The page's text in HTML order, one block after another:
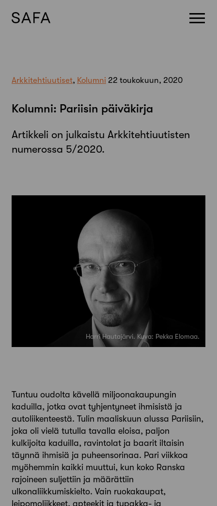
Arkkitehtiuutiset, Kolumni 22 toukokuun, 2020
Kolumni: Pariisin päiväkirja
Artikkeli on julkaistu Arkkitehtiuutisten
numerossa 5/2020.
Harri Hautajärvi. Kuva: Pekka Elomaa.
Tuntuu oudolta kävellä miljoonakaupungin
kaduilla, jotka ovat tyhjentyneet ihmisistä ja
autoliikenteestä. Tulin maaliskuun alussa Pariisiin,
joka oli vielä tutulla tavalla eloisa, paljon
kulkijoita kaduilla, ravintolat ja baarit iltaisin
täynnä ihmisiä ja puheensorinaa. Pari viikkoa
myöhemmin kaikki muuttui, kun koko Ranska
rajoineen suljettiin ja määrättiin
ulkonaliikkumiskielto. Vain ruokakaupat,
leipomoliikkeet, apteekit ja tupakka- ja